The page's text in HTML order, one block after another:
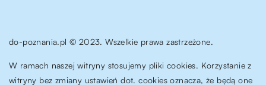
do-poznania.pl © 2023. Wszelkie prawa zastrzeżone.
W ramach naszej witryny stosujemy pliki cookies. Korzystanie z
witryny bez zmiany ustawień dot. cookies oznacza, że będą one